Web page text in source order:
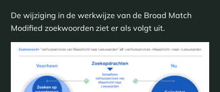
De wijziging in de werkwijze van de Broad Match
Modified zoekwoorden ziet er als volgt uit.